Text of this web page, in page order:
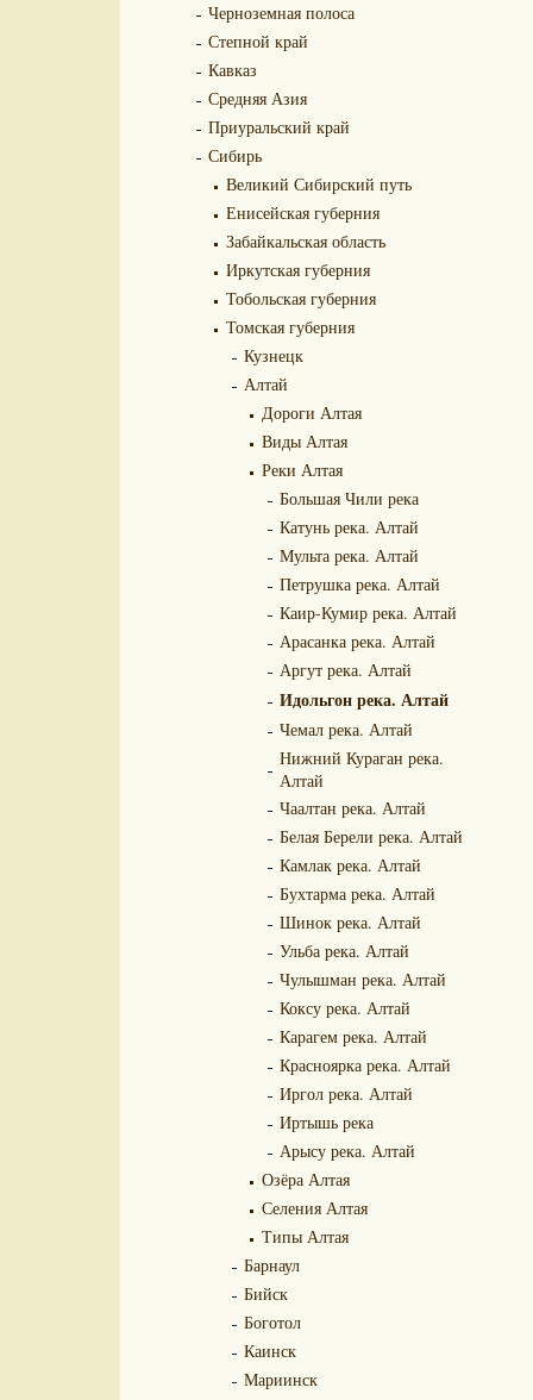
Черноземная полоса
Степной край
Кавказ
Средняя Азия
Приуральский край
Сибирь
Великий Сибирский путь
Енисейская губерния
Забайкальская область
Иркутская губерния
Тобольская губерния
Томская губерния
Кузнецк
Алтай
Дороги Алтая
Виды Алтая
Реки Алтая
Большая Чили река
Катунь река. Алтай
Мульта река. Алтай
Петрушка река. Алтай
Каир-Кумир река. Алтай
Арасанка река. Алтай
Аргут река. Алтай
Идольгон река. Алтай
Чемал река. Алтай
Нижний Кураган река.
Алтай
Чаалтан река. Алтай
Белая Берели река. Алтай
Камлак река. Алтай
Бухтарма река. Алтай
Шинок река. Алтай
Ульба река. Алтай
Чулышман река. Алтай
Коксу река. Алтай
Карагем река. Алтай
Красноярка река. Алтай
Иргол река. Алтай
Иртышь река
Арысу река. Алтай
Озёра Алтая
Селения Алтая
Типы Алтая
Барнаул
Бийск
Боготол
Каинск
Мариинск